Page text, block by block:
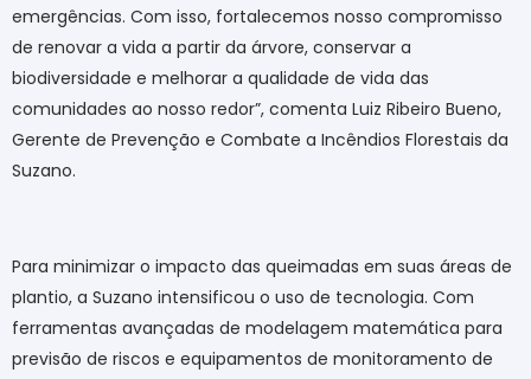
emergências. Com isso, fortalecemos nosso compromisso
de renovar a vida a partir da árvore, conservar a
biodiversidade e melhorar a qualidade de vida das
comunidades ao nosso redor”, comenta Luiz Ribeiro Bueno,
Gerente de Prevenção e Combate a Incêndios Florestais da
Suzano.
Para minimizar o impacto das queimadas em suas áreas de
plantio, a Suzano intensificou o uso de tecnologia. Com
ferramentas avançadas de modelagem matemática para
previsão de riscos e equipamentos de monitoramento de